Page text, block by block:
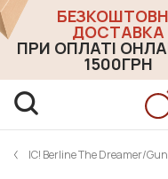
ДОСТАВКА
ПРИ ОПЛАТІ
1500ГРН
IC! Berline The Dreamer/